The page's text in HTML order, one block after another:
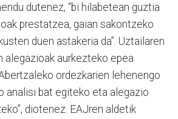
dutenez, “bi hilabetean guztia
prestatzea, gaian sakontzeko
duen astakeria da”. Uztailaren
alegazioak aurkezteko epea
ordezkarien lehenengo
analisi bat egiteko eta alegazio
diotenez. EAJren aldetik